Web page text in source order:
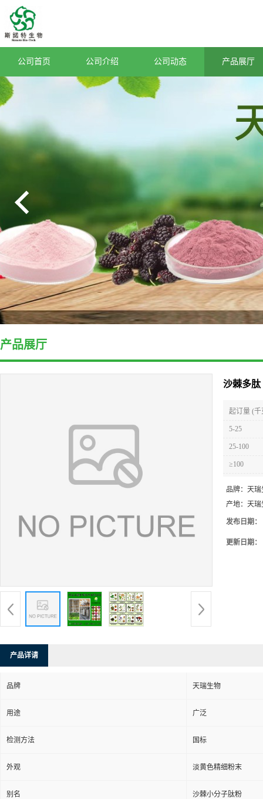
公司首页 公司介绍 公司动态 产品展厅
产品展厅
沙棘多肽
起订量 (千
5-25
25-100
≥100
品牌： 天瑞
产地： 天瑞
发布日期：
更新日期：
产品详请
品牌 天瑞生物
用途 广泛
检测方法 国标
外观 淡黄色精细粉末
别名 沙棘小分子肽粉